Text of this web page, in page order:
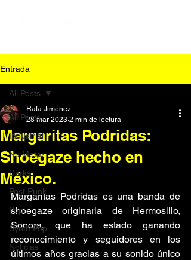
Entrada
All Posts
Industrial
Nu Metal
Darks
Post Punk
Pop
Synth Pop
Noticias
All Posts
Margaritas Podridas:
Shoegaze hecho en
México.
Rafa Jiménez
28 mar 2023 2 min de lectura
Margaritas Podridas es una banda de
shoegaze originaria de Hermosillo,
Sonora, que ha estado ganando
reconocimiento y seguidores en los
últimos años gracias a su sonido único